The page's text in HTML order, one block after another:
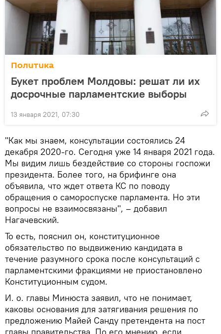
Политика
Букет проблем Молдовы: решат ли их
досрочные парламентские выборы
13 января 2021, 07:30
"Как мы знаем, консультации состоялись 24
декабря 2020-го. Сегодня уже 14 января 2021 года.
Мы видим лишь бездействие со стороны госпожи
президента. Более того, на брифинге она
объявила, что ждет ответа КС по поводу
обращения о самороспуске парламента. Но эти
вопросы не взаимосвязаны", – добавил
Нагачевский.
То есть, пояснил он, конституционное
обязательство по выдвижению кандидата в
течение разумного срока после консультаций с
парламентскими фракциями не приостановлено
Конституционным судом.
И. о. главы Минюста заявил, что не понимает,
каковы основания для затягивания решения по
предложению Майей Санду претендента на пост
главы правительства. По его мнению, если